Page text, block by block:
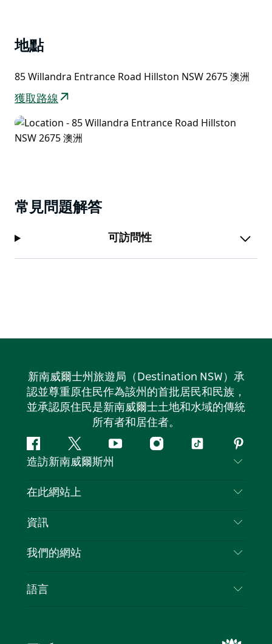
的鳥鳴聲中醒來，精神煥發，準備好在威蘭德拉國家公園
地點
85 Willandra Entrance Road Hillston NSW 2675 澳洲
獲取路線
常見問題解答
可訪問性
新南威爾士州旅遊局（Destination NSW）承
認並尊重原住民作為該州的首批居民和民族，
並承認原住民是新南威爾士土地和水域的傳統
所有者和居住者。
Facebook嘰
嘰
喳
Youtube Instagram
抖
造訪新南威爾斯州
聯絡我們
隱私
Cookie 通知
在此網站上
目的地
新南威爾士州公路旅行
活動
資訊
旅行資訊
新南威爾士州的商業
我們的網站
語言